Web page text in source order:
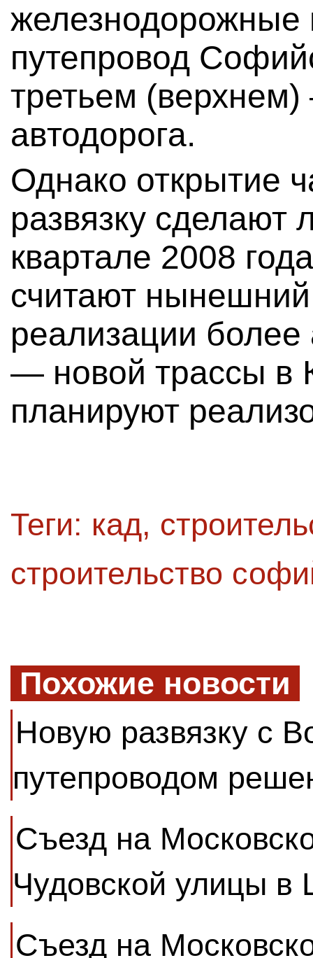
путепровод
третьем
автодорога.
Однако открытие
развязку сделают
квартале 2008
считают
реализации более
— новой трассы в
планируют
Теги: кад,
строительство
Похожие новости
Новую развязку с
путепроводом
Съезд на
Чудовской улицы
Съезд на